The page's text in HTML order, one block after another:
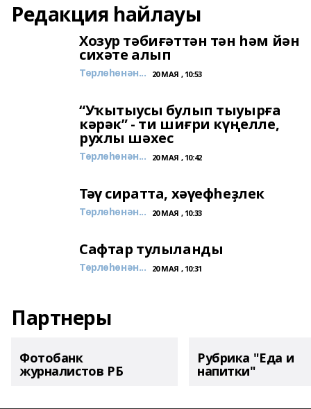
Редакция һайлауы
Хозур тәбиғәттән тән һәм йән
сихәте алып
Төрлөһөнән... 20 МАЯ , 10:53
“Уҡытыусы булып тыуырға
кәрәк” - ти шиғри күңелле,
рухлы шәхес
Төрлөһөнән... 20 МАЯ , 10:42
Тәү сиратта, хәүефһеҙлек
Төрлөһөнән... 20 МАЯ , 10:33
Сафтар тулыланды
Төрлөһөнән... 20 МАЯ , 10:31
Партнеры
Фотобанк
журналистов РБ
Рубрика "Еда и
напитки"